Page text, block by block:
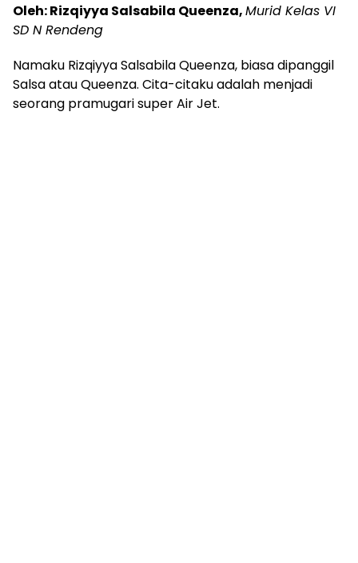
Oleh: Rizqiyya Salsabila Queenza,Murid Kelas VI
SD N Rendeng
Namaku Rizqiyya Salsabila Queenza, biasa dipanggil
Salsa atau Queenza. Cita-citaku adalah menjadi
seorang pramugari super Air Jet.